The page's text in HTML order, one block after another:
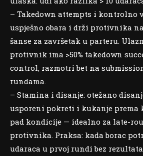
– Takedown attempts i kontrolno
uspješno obara i drži protivnika
šanse za završetak u parteru.
protivnik ima >50% takedown
control, razmotri bet na
rundama.
– Stamina i disanje: otežano
usporeni pokreti i kukanje
pad kondicije — idealno za late-
protivnika. Praksa: kada borac
udaraca u prvoj rundi bez